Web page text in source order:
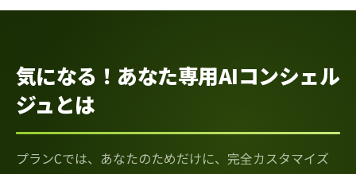
気になる！あなた専用AIコンシェル
ジュとは
プランCでは、あなたのためだけに、完全カスタマイズ